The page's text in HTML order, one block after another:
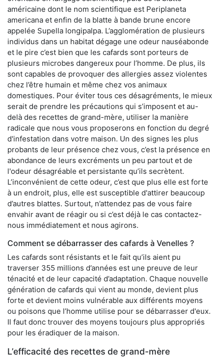
américaine dont le nom scientifique est Periplaneta
americana et enfin de la blatte à bande brune encore
appelée Supella longipalpa. L’agglomération de plusieurs
individus dans un habitat dégage une odeur nauséabonde
et le pire c’est bien que les cafards sont porteurs de
plusieurs microbes dangereux pour l’homme. De plus, ils
sont capables de provoquer des allergies assez violentes
chez l’être humain et même chez vos animaux
domestiques. Pour éviter tous ces désagréments, le mieux
serait de prendre les précautions qui s’imposent et au-
delà des recettes de grand-mère, utiliser la manière
radicale que nous vous proposerons en fonction du degré
d'infestation dans votre maison. Un des signes les plus
probants de leur présence chez vous, c’est la présence en
abondance de leurs excréments un peu partout et de
l'odeur désagréable et persistante qu’ils secrètent.
L’inconvénient de cette odeur, c’est que plus elle est forte
à un endroit, plus, elle est susceptible d'attirer beaucoup
d’autres blattes. Surtout, n’attendez pas de vous faire
envahir avant de réagir ou si c’est déjà le cas contactez-
nous immédiatement et nous agirons.
Comment se débarrasser des cafards à Venelles ?
Les cafards sont résistants et le fait qu’ils aient pu
traverser 355 millions d’années est une preuve de leur
ténacité et de leur capacité d’adaptation. Chaque nouvelle
génération de cafards qui vient au monde, devient plus
forte et devient moins vulnérable aux différents moyens
ou poisons que l’homme utilise pour se débarrasser d'eux.
Il faut donc trouver des moyens toujours plus appropriés
pour les éradiquer de la maison.
L’efficacité des recettes de grand-mère